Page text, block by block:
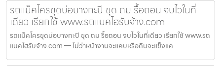
รถแม็คโครขุดบ่อบางกะปิ ขุด ถม รื้อถอน จบไวในที่
เดียว เรียกใช้ www.รถแบคโฮรับจ้าง.com
รถแม็คโครขุดบ่อบางกะปิ ขุด ถม รื้อถอน จบไวในที่เดียว เรียกใช้ www.รถ
แบคโฮรับจ้าง.com — ไม่ว่าหน้างานจะแคบหรือดินจะแข็งแค